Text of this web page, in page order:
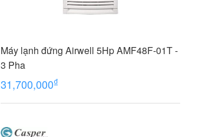
Máy lạnh đứng Airwell 5Hp AMF48F-01T -
3 Pha
31,700,000₫